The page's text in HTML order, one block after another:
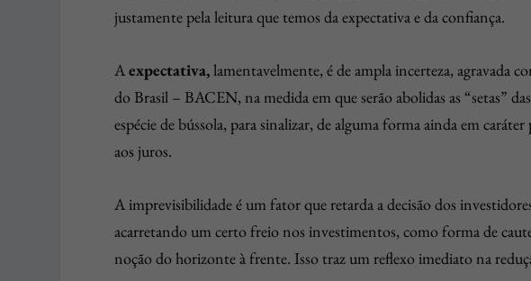
justamente pela leitura que temos da expectativa e da confiança.
Aexpectativa,lamentavelmente, é de ampla incerteza, agravada
do Brasil – BACEN, na medida em que serão abolidas as “setas”
espécie de bússola, para sinalizar, de alguma forma ainda em
aos juros.
A imprevisibilidade é um fator que retarda a decisão dos
acarretando um certo freio nos investimentos, como forma de
noção do horizonte à frente. Isso traz um reflexo imediato na